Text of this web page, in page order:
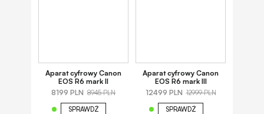
Aparat cyfrowy Canon
EOS R6 mark II
8199 PLN 8945 PLN
SPRAWDŹ
Aparat cyfrowy Canon
EOS R6 mark III
12499 PLN 12999 PLN
SPRAWDŹ